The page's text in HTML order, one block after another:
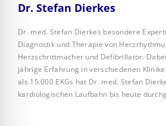
Dr. Stefan Dierkes
Dr. med. Stefan Dierkes besondere
Diagnostik und Therapie von
Herzschrittmacher und Defibrillator.
jährige Erfahrung in verschiedenen
als 15.000 EKGs hat Dr. med. Stefan
kardiologischen Laufbahn bis heute